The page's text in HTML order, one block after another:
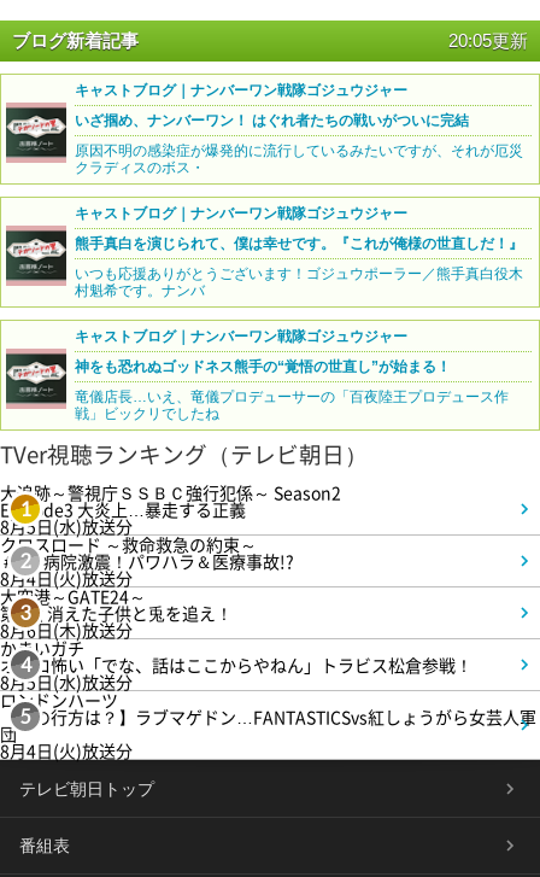
ブログ新着記事 20:05更新
キャストブログ｜ナンバーワン戦隊ゴジュウジャー
いざ掴め、ナンバーワン！ はぐれ者たちの戦いがついに完結
原因不明の感染症が爆発的に流行しているみたいですが、それが厄災
クラディスのボス・
キャストブログ｜ナンバーワン戦隊ゴジュウジャー
熊手真白を演じられて、僕は幸せです。『これが俺様の世直しだ！』
いつも応援ありがとうございます！ゴジュウポーラー／熊手真白役木
村魁希です。ナンバ
キャストブログ｜ナンバーワン戦隊ゴジュウジャー
神をも恐れぬゴッドネス熊手の“覚悟の世直し”が始まる！
竜儀店長…いえ、竜儀プロデューサーの「百夜陸王プロデュース作
戦」ビックリでしたね
TVer視聴ランキング（テレビ朝日）
1
大追跡～警視庁ＳＳＢＣ強行犯係～ Season2
Episode3 大炎上…暴走する正義
8月5日(水)放送分
2
クロスロード ～救命救急の約束～
＃5 病院激震！パワハラ＆医療事故!?
8月4日(火)放送分
3
大空港～GATE24～
第3話 消えた子供と兎を追え！
8月6日(木)放送分
4
かまいガチ
オモロ怖い「でな、話はここからやねん」トラビス松倉参戦！
8月5日(水)放送分
5
ロンドンハーツ
【恋の行方は？】ラブマゲドン…FANTASTICSvs紅しょうがら女芸人軍
団
8月4日(火)放送分
テレビ朝日トップ
番組表